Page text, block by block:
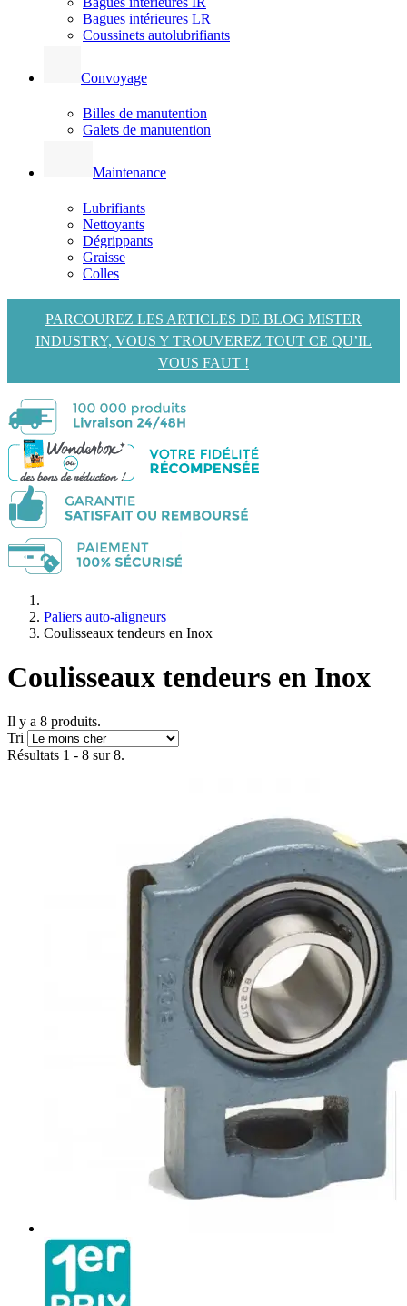
Bagues intérieures LR
Coussinets autolubrifiants
Convoyage
Billes de manutention
Galets de manutention
Maintenance
Lubrifiants
Nettoyants
Dégrippants
Graisse
Colles
PARCOUREZ LES ARTICLES DE BLOG MISTER
INDUSTRY, VOUS Y TROUVEREZ TOUT CE QU’IL
VOUS FAUT !
Paliers auto-aligneurs
Coulisseaux tendeurs en Inox
Coulisseaux tendeurs en Inox
Il y a 8 produits.
Tri
Résultats 1 - 8 sur 8.